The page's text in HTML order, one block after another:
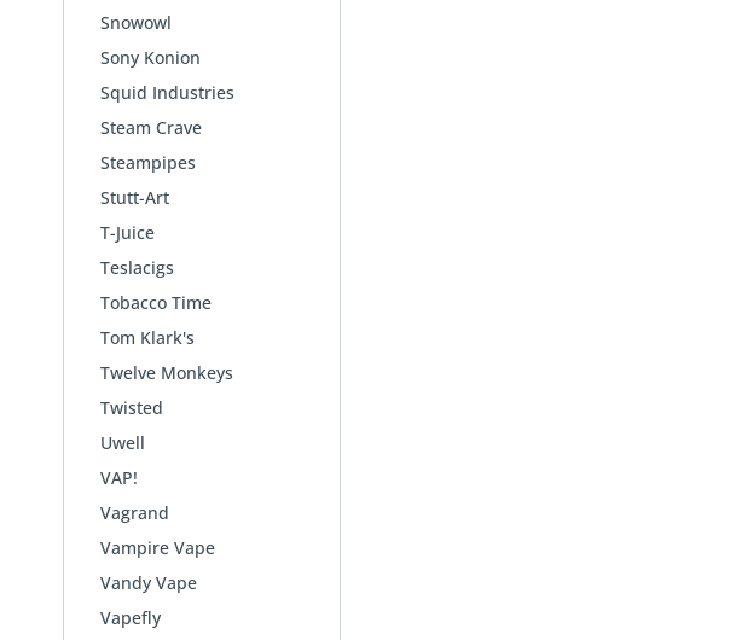
Snowowl
Sony Konion
Squid Industries
Steam Crave
Steampipes
Stutt-Art
T-Juice
Teslacigs
Tobacco Time
Tom Klark's
Twelve Monkeys
Twisted
Uwell
VAP!
Vagrand
Vampire Vape
Vandy Vape
Vapefly